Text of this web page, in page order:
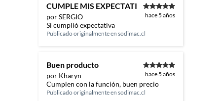
CUMPLE MIS EXPECTATI
por SERGIO hace 5 años
Si cumplió expectativa
Publicado originalmente en sodimac.cl
Buen producto
por Kharyn hace 5 años
Cumplen con la función, buen precio
Publicado originalmente en sodimac.cl